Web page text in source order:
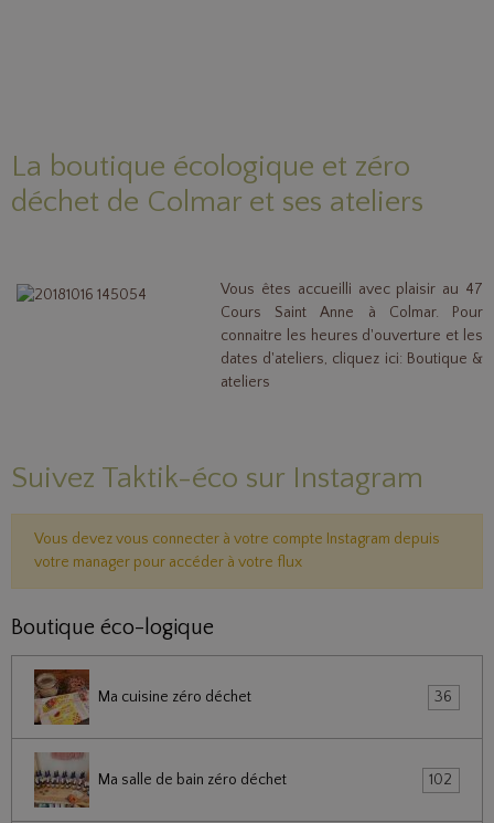
La boutique écologique et zéro
déchet de Colmar et ses ateliers
Vous êtes accueilli avec plaisir au 47
Cours Saint Anne à Colmar. Pour
connaitre les heures d'ouverture et les
dates d'ateliers, cliquez ici: Boutique &
ateliers
Suivez Taktik-éco sur Instagram
Vous devez vous connecter à votre compte Instagram depuis
votre manager pour accéder à votre flux
Boutique éco-logique
Ma cuisine zéro déchet 36
Ma salle de bain zéro déchet 102